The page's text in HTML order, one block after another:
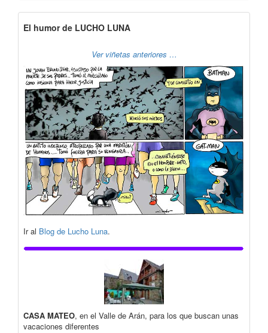
El humor de LUCHO LUNA
Ver viñetas anteriores …
Ir al Blog de Lucho Luna.
CASA MATEO, en el Valle de Arán, para los que buscan unas
vacaciones diferentes